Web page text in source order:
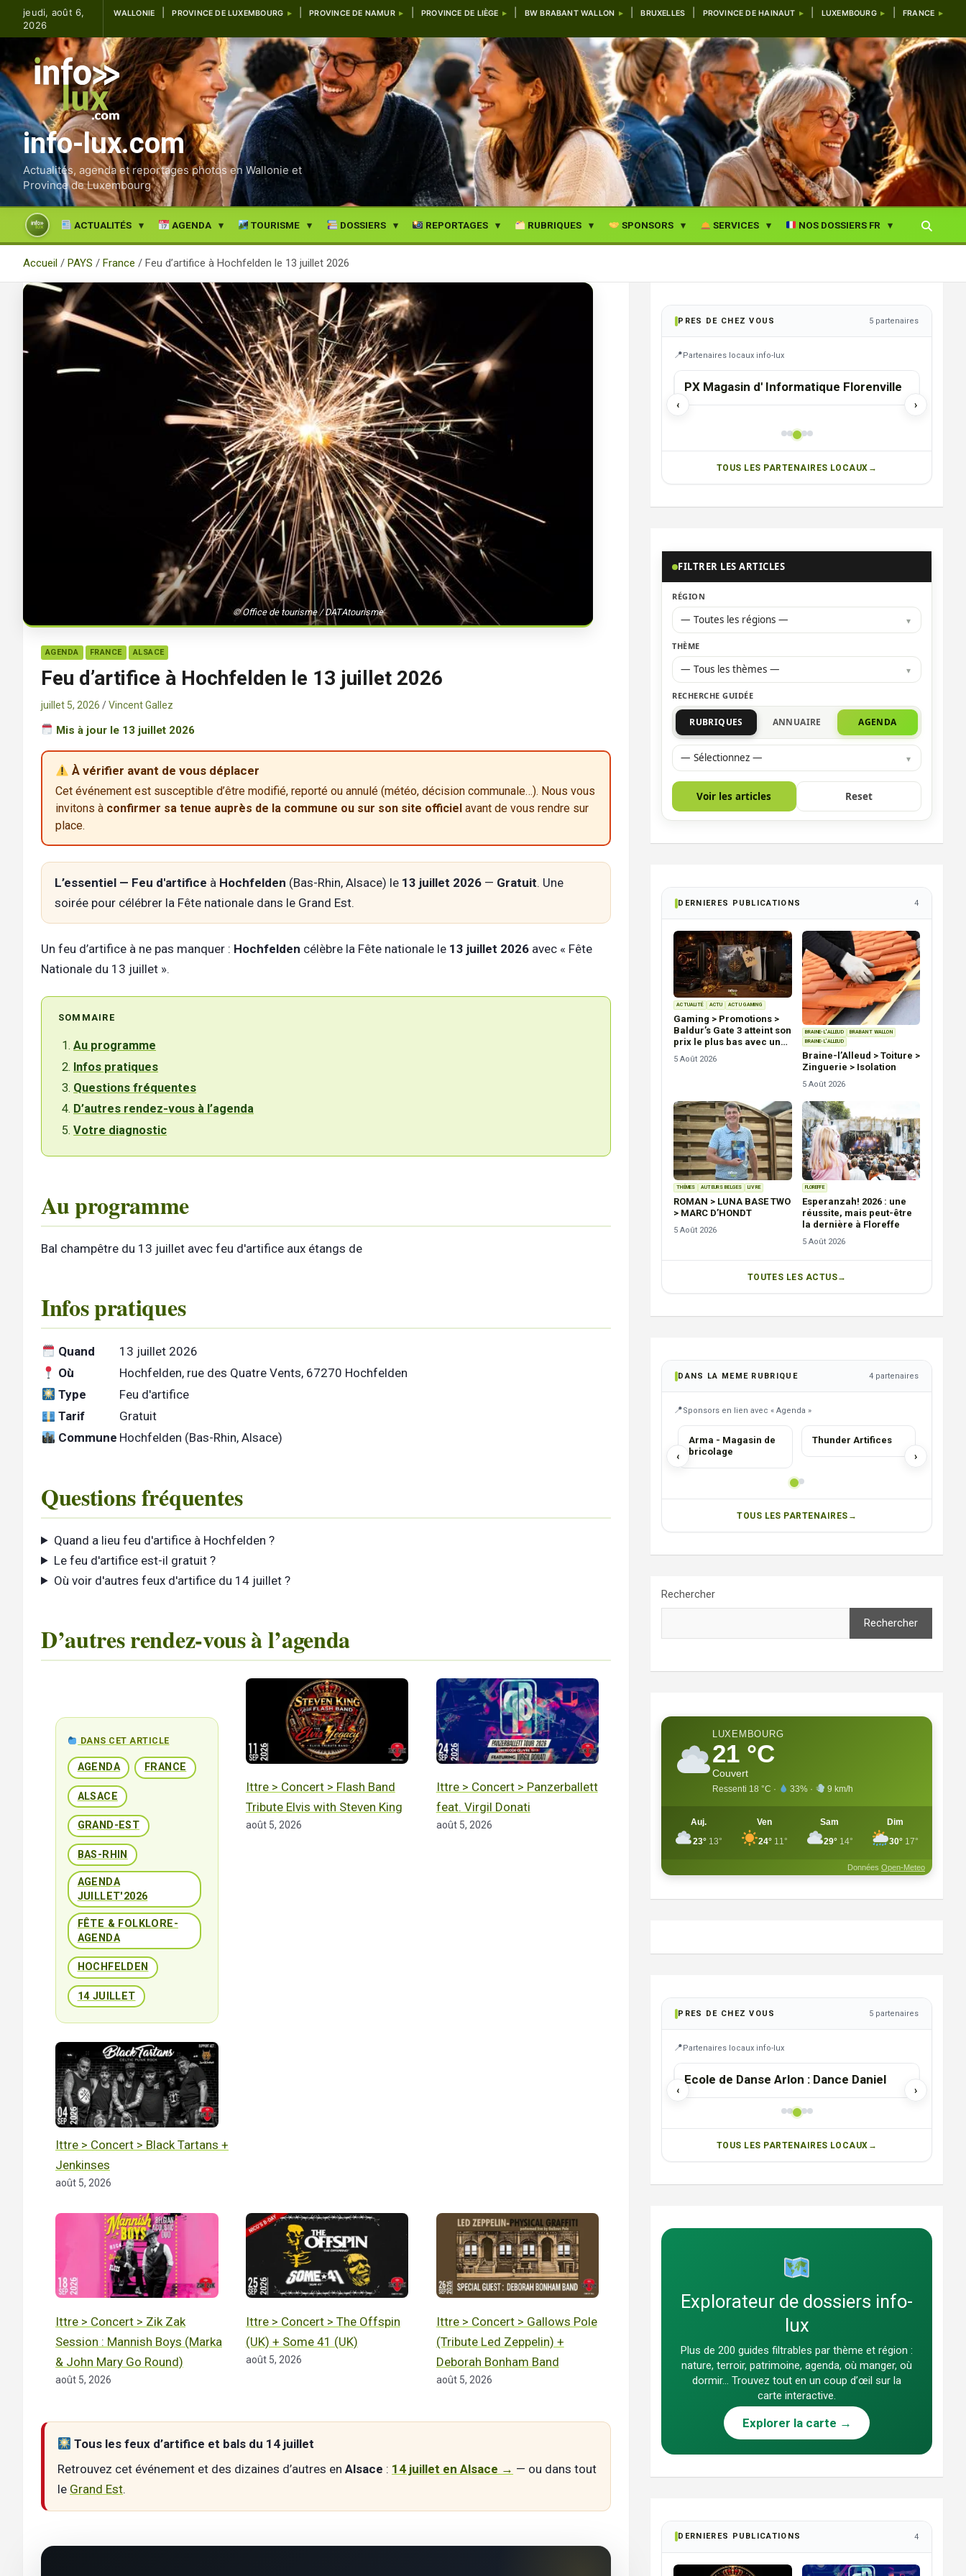
contenu
jeudi, août 6,
2026
WALLONIE PROVINCE DE LUXEMBOURG PROVINCE DE NAMUR PROVINCE DE LIÈGE BW BRABANT WALLON BRUXELLES PROVINCE DE HAINAUT LUXEMBOURG FRANCE
info-lux.com
Actualités, agenda et reportages photos en Wallonie et
Province de Luxembourg
ACTUALITÉS AGENDA TOURISME DOSSIERS REPORTAGES RUBRIQUES SPONSORS SERVICES NOS DOSSIERS FR
Accueil PAYS France Feu d’artifice à Hochfelden le 13 juillet 2026
© Office de tourisme / DATAtourisme
AGENDA FRANCE ALSACE
Feu d’artifice à Hochfelden le 13 juillet 2026
juillet 5, 2026 Vincent Gallez
Mis à jour le 13 juillet 2026
À vérifier avant de vous déplacer
Cet événement est susceptible d’être modifié, reporté ou annulé (météo, décision communale…). Nous vous
invitons à confirmer sa tenue auprès de la commune ou sur son site officiel avant de vous rendre sur
place.
L’essentiel — Feu d'artifice à Hochfelden (Bas-Rhin, Alsace) le 13 juillet 2026 — Gratuit. Une
soirée pour célébrer la Fête nationale dans le Grand Est.
Un feu d’artifice à ne pas manquer : Hochfelden célèbre la Fête nationale le 13 juillet 2026 avec « Fête
Nationale du 13 juillet ».
SOMMAIRE
Au programme
Infos pratiques
Questions fréquentes
D’autres rendez-vous à l’agenda
Votre diagnostic
Au programme
Bal champêtre du 13 juillet avec feu d'artifice aux étangs de
Infos pratiques
Quand
13 juillet 2026
Où
Hochfelden, rue des Quatre Vents, 67270 Hochfelden
Type
Feu d'artifice
Tarif
Gratuit
Commune Hochfelden (Bas-Rhin, Alsace)
Questions fréquentes
Quand a lieu feu d'artifice à Hochfelden ?
Le feu d'artifice est-il gratuit ?
Où voir d'autres feux d'artifice du 14 juillet ?
D’autres rendez-vous à l’agenda
DANS CET ARTICLE
AGENDA FRANCE
ALSACE
GRAND-EST
BAS-RHIN
AGENDA
JUILLET'2026
FÊTE & FOLKLORE-
AGENDA
HOCHFELDEN
14 JUILLET
Ittre > Concert > Black Tartans +
Jenkinses
août 5, 2026
Ittre > Concert > Flash Band
Tribute Elvis with Steven King
août 5, 2026
Ittre > Concert > Panzerballett
feat. Virgil Donati
août 5, 2026
Ittre > Concert > Zik Zak
Session : Mannish Boys (Marka
& John Mary Go Round)
août 5, 2026
Ittre > Concert > The Offspin
(UK) + Some 41 (UK)
août 5, 2026
Ittre > Concert > Gallows Pole
(Tribute Led Zeppelin) +
Deborah Bonham Band
août 5, 2026
Tous les feux d’artifice et bals du 14 juillet
Retrouvez cet événement et des dizaines d’autres en Alsace : 14 juillet en Alsace → — ou dans tout
le Grand Est.
PRES DE CHEZ VOUS 5 partenaires
Partenaires locaux info-lux
‹ ›
Braine-l’Alleud > Spécialiste du
nettoyage > Only Clean
Christophe Nicolas chauffage sanitaire
FLORENVILLE
PX Magasin d' Informatique Florenville
TOUS LES PARTENAIRES LOCAUX
FILTRER LES ARTICLES
RÉGION
— Toutes les régions —
THÈME
— Tous les thèmes —
RECHERCHE GUIDÉE
RUBRIQUES ANNUAIRE AGENDA
— Sélectionnez —
Voir les articles Reset
DERNIERES PUBLICATIONS 4
ACTUALITÉ ACTU ACTU GAMING
Gaming > Promotions >
Baldur’s Gate 3 atteint son
prix le plus bas avec une
PS5 et Xbox Series
5 Août 2026
BRAINE-L'ALLEUD
BRABANT WALLON
BRAINE-L’ALLEUD
Braine-l’Alleud > Toiture >
Zinguerie > Isolation
5 Août 2026
THÉMES AUTEURS BELGES LIVRE
ROMAN > LUNA BASE TWO
> MARC D’HONDT
5 Août 2026
FLOREFFE
Esperanzah! 2026 : une
réussite, mais peut-être
la dernière à Floreffe
5 Août 2026
TOUTES LES ACTUS
DANS LA MEME RUBRIQUE 4 partenaires
Sponsors en lien avec « Agenda »
‹ ›
Arma - Magasin de
bricolage
Thunder Artifices
TOUS LES PARTENAIRES
Rechercher
Rechercher
LUXEMBOURG
21 °C
Couvert
Ressenti 18 °C · 33% · 9 km/h
Auj.
23° 13°
Ven
24° 11°
Sam
29° 14°
Dim
30° 17°
Données Open-Meteo
PRES DE CHEZ VOUS 5 partenaires
Partenaires locaux info-lux
‹ ›
ETALLE
Vêtements pour dames : Illis Mode
MESSANCY
Ecole de Danse Arlon : Dance Daniel
TOUS LES PARTENAIRES LOCAUX
Explorateur de dossiers info-
lux
Plus de 200 guides filtrables par thème et région :
nature, terroir, patrimoine, agenda, où manger, où
dormir… Trouvez tout en un coup d’œil sur la
carte interactive.
Explorer la carte →
DERNIERES PUBLICATIONS 4